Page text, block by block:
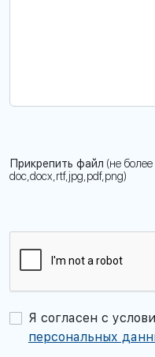
Прикрепить файл (не
doc,docx,rtf,jpg,pdf,png)
Я согласен с
персональных